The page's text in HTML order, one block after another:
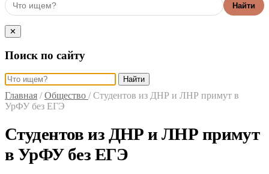
Найти
✕
Поиск по сайту
Найти
Главная / Общество / Студентов из ДНР и ЛНР примут в
УрФУ без ЕГЭ
Студентов из ДНР и ЛНР примут
в УрФУ без ЕГЭ